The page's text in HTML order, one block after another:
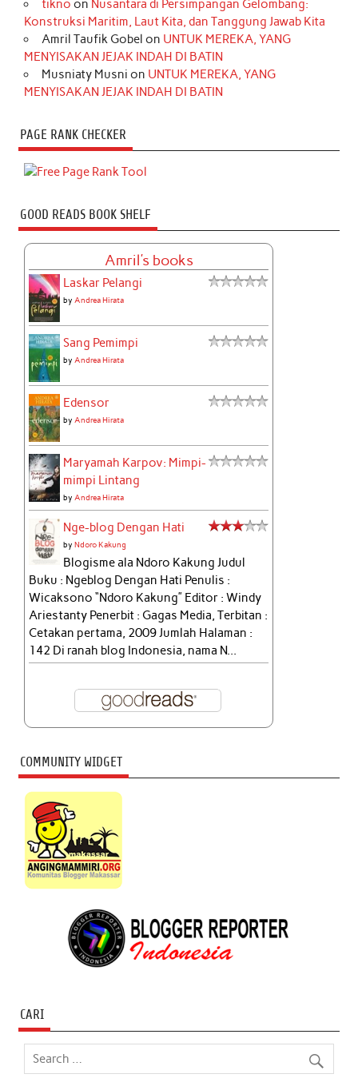
tikno on Nusantara di Persimpangan Gelombang:
Konstruksi Maritim, Laut Kita, dan Tanggung Jawab Kita
Amril Taufik Gobel on UNTUK MEREKA, YANG
MENYISAKAN JEJAK INDAH DI BATIN
Musniaty Musni on UNTUK MEREKA, YANG
MENYISAKAN JEJAK INDAH DI BATIN
PAGE RANK CHECKER
GOOD READS BOOK SHELF
Amril's books
Laskar Pelangi
byAndrea Hirata
Sang Pemimpi
byAndrea Hirata
Edensor
byAndrea Hirata
Maryamah Karpov: Mimpi-
mimpi Lintang
byAndrea Hirata
Nge-blog Dengan Hati
byNdoro Kakung
Blogisme ala Ndoro Kakung Judul
Buku : Ngeblog Dengan Hati Penulis :
Wicaksono “Ndoro Kakung” Editor : Windy
Ariestanty Penerbit : Gagas Media, Terbitan :
Cetakan pertama, 2009 Jumlah Halaman :
142 Di ranah blog Indonesia, nama N...
COMMUNITY WIDGET
CARI